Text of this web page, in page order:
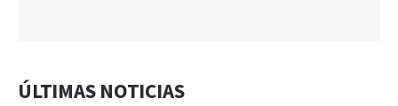
ÚLTIMAS NOTICIAS